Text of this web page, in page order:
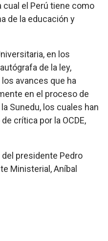
cual el Perú tiene como
de la educación y
en los
de la ley,
avances que ha
en el proceso de
Sunedu, los cuales han
crítica por la OCDE,
presidente Pedro
Ministerial, Aníbal